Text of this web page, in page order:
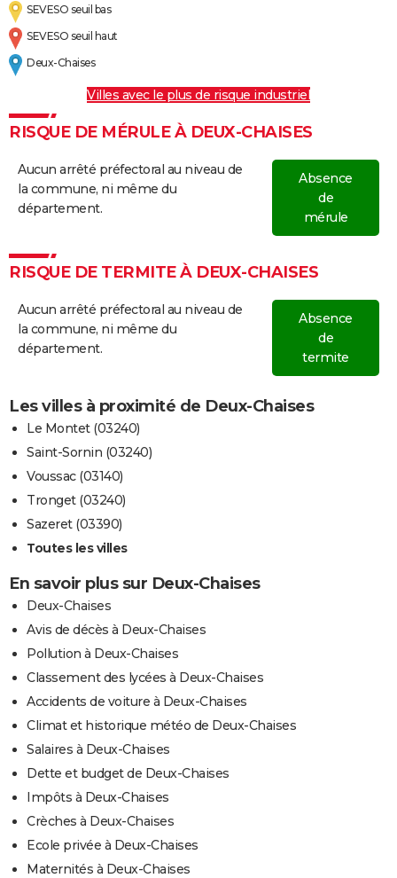
SEVESO seuil bas
SEVESO seuil haut
Deux-Chaises
Villes avec le plus de risque industriel
RISQUE DE MÉRULE À DEUX-CHAISES
Aucun arrêté préfectoral au niveau de
la commune, ni même du
département.
Absence
de
mérule
RISQUE DE TERMITE À DEUX-CHAISES
Aucun arrêté préfectoral au niveau de
la commune, ni même du
département.
Absence
de
termite
Les villes à proximité de Deux-Chaises
Le Montet (03240)
Saint-Sornin (03240)
Voussac (03140)
Tronget (03240)
Sazeret (03390)
Toutes les villes
En savoir plus sur Deux-Chaises
Deux-Chaises
Avis de décès à Deux-Chaises
Pollution à Deux-Chaises
Classement des lycées à Deux-Chaises
Accidents de voiture à Deux-Chaises
Climat et historique météo de Deux-Chaises
Salaires à Deux-Chaises
Dette et budget de Deux-Chaises
Impôts à Deux-Chaises
Crèches à Deux-Chaises
Ecole privée à Deux-Chaises
Maternités à Deux-Chaises